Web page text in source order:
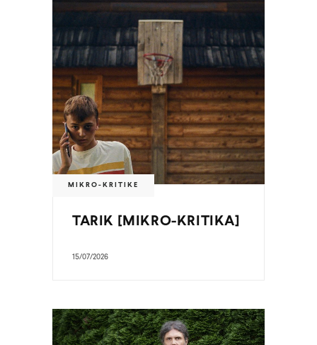
MIKRO-KRITIKE
TARIK [MIKRO-KRITIKA]
15/07/2026